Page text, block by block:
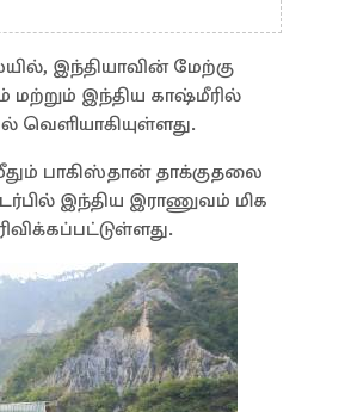
இந்தியாவின் மேற்கு
இந்திய காஷ்மீரில்
பாகிஸ்தான் தாக்குதலை
இந்திய இராணுவம் மிக